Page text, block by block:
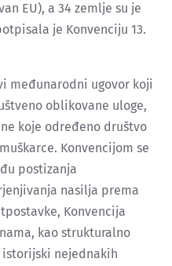
EU), a 34 zemlje su je
je Konvenciju 13.
međunarodni ugovor koji
oblikovane uloge,
koje određeno društvo
Konvencijom se
postizanja
nasilja prema
Konvencija
kao strukturalno
nejednakih